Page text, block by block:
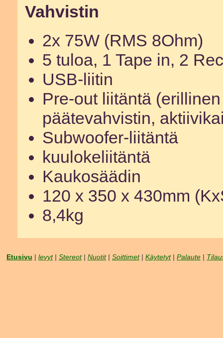
Vahvistin
2x 75W (RMS 8Ohm)
5 tuloa, 1 Tape in, 2
USB-liitin
Pre-out liitäntä (erillinen
päätevahvistin,
Subwoofer-liitäntä
kuulokeliitäntä
Kaukosäädin
120 x 350 x 430mm
8,4kg
Etusivu | levyt| Stereot| Nuotit| Soittimet| Käytetyt| Palaute |